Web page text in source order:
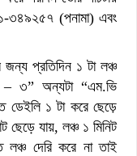
৩৪৯২৫৭ (পনামা) এবং
জন্য প্রতিদিন ১ টা লঞ্চ
– ৩” অন্যটা “এম.ভি
ডেইলি ১ টা করে ছেড়ে
ছেড়ে যায়, লঞ্চ ১ মিনিট
দেরি করে না তাই